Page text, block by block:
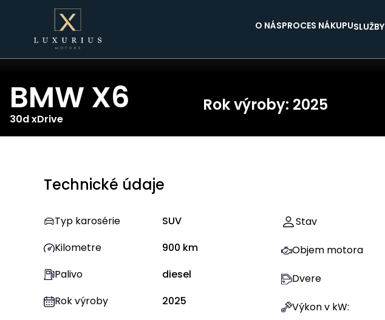
O NÁSPROCES NÁKUPUSLUŽBY
BMW X6
30d xDrive
Rok výroby: 2025
Technické údaje
Typ karosérie
SUV
Kilometre
900 km
Palivo
diesel
Rok výroby
2025
Stav
Objem motora
Dvere
Výkon v kW: